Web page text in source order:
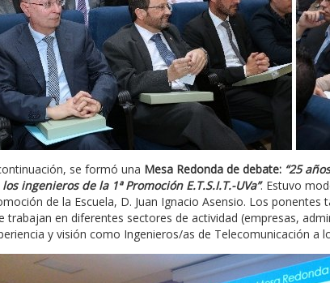
se formó una Mesa Redonda de debate: “25
ingenieros de la 1ª Promoción E.T.S.I.T.-UVa”. Estuvo
de la Escuela, D. Juan Ignacio Asensio. Los
trabajan en diferentes sectores de actividad (empresas,
y visión como Ingenieros/as de Telecomunicación a